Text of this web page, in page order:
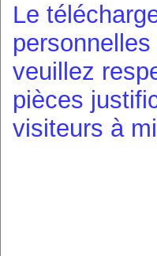
Le
veuillez
pièces
visiteurs à